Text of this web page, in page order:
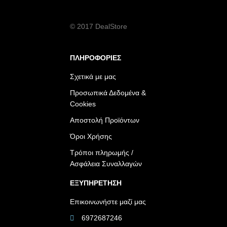
© 2017 DealStore
ΠΛΗΡΟΦΟΡΙΕΣ
Σχετικά με μας
Προσωπικά Δεδομένα &
Cookies
Αποστολή Προϊόντων
Όροι Χρήσης
Τρόποι πληρωμής /
Ασφάλεια Συναλλαγών
ΕΞΥΠΗΡΕΤΗΣΗ
Επικοινωνήστε μαζί μας
6972687246